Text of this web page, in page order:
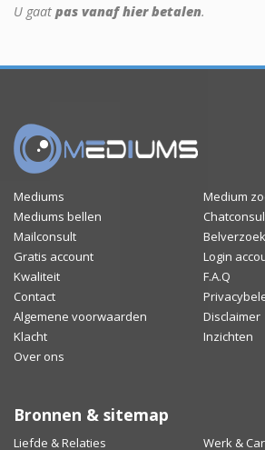
U gaat pas vanaf hier betalen.
Mediums
Medium
Mediums bellen
Mailconsult
Gratis account
Login
Kwaliteit
F.A.Q
Contact
Algemene voorwaarden
Disclaimer
Klacht
Inzichten
Over ons
Bronnen & sitemap
Liefde & Relaties Werk &